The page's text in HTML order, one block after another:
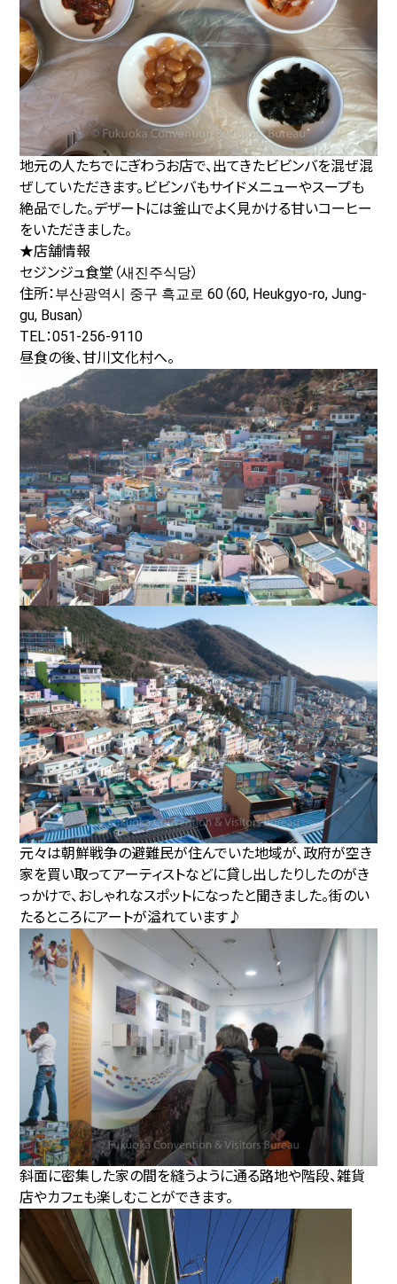
地元の人たちでにぎわうお店で、出てきたビビンバを混ぜ混
ぜしていただきます。ビビンバもサイドメニューやスープも
絶品でした。デザートには釜山でよく見かける甘いコーヒー
をいただきました。
★店舗情報
セジンジュ食堂（새진주식당）
住所：부산광역시 중구 흑교로 60（60, Heukgyo-ro, Jung-
gu, Busan）
TEL：051-256-9110
昼食の後、甘川文化村へ。
元々は朝鮮戦争の避難民が住んでいた地域が、政府が空き
家を買い取ってアーティストなどに貸し出したりしたのがき
っかけで、おしゃれなスポットになったと聞きました。街のい
たるところにアートが溢れています♪
斜面に密集した家の間を縫うように通る路地や階段、雑貨
店やカフェも楽しむことができます。